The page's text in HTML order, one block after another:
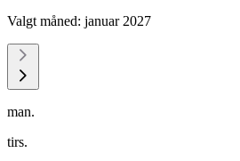
Valgt måned: januar 2027
man.
tirs.